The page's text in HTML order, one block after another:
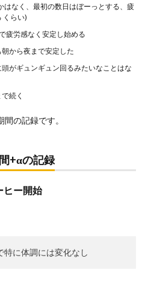
なく、最初の数日はぼーっとする、疲
くらい)
疲労感なく安定し始める
から夜まで安定した
がギュンギュン回るみたいなことはな
続く
の記録です。
+αの記録
ヒー開始
特に体調には変化なし